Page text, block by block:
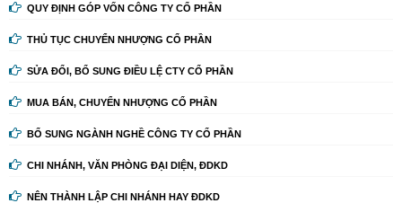
QUY ĐỊNH GÓP VỐN CÔNG TY CỔ PHẦN
THỦ TỤC CHUYỂN NHƯỢNG CỔ PHẦN
SỬA ĐỔI, BỔ SUNG ĐIỀU LỆ CTY CỔ PHẦN
MUA BÁN, CHUYỂN NHƯỢNG CỔ PHẦN
BỔ SUNG NGÀNH NGHỀ CÔNG TY CỔ PHẦN
CHI NHÁNH, VĂN PHÒNG ĐẠI DIỆN, ĐDKD
NÊN THÀNH LẬP CHI NHÁNH HAY ĐDKD